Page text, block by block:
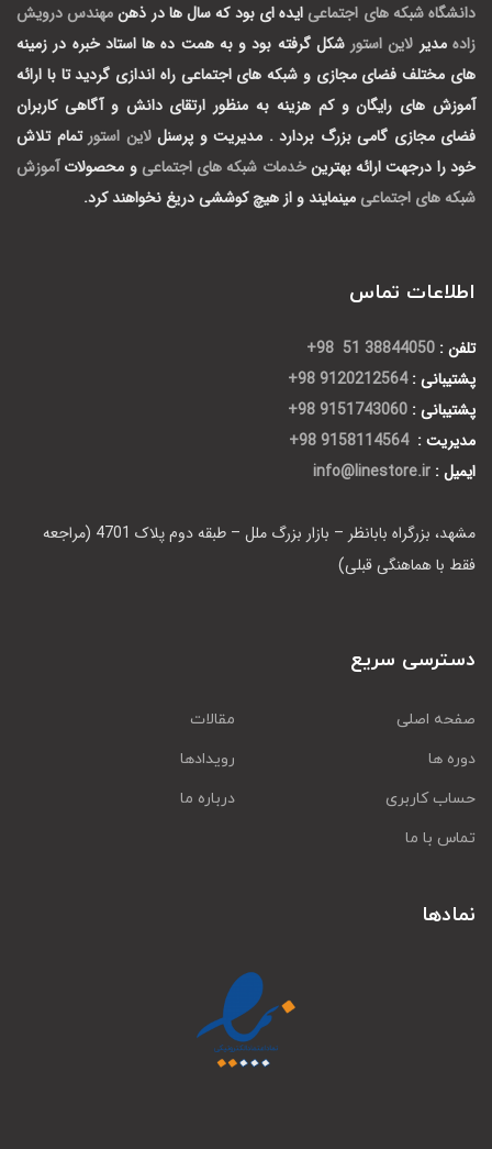
دانشگاه شبکه های اجتماعی ایده ای بود که سال ها در ذهنمهندس درویش
زاده مدیر لاین استور شکل گرفته بود و به همت ده ها استاد خبره در زمینه
های مختلف فضای مجازی و شبکه های اجتماعی راه اندازی گردید تا با ارائه
آموزش های رایگان و کم هزینه به منظور ارتقای دانش و آگاهی کاربران
فضای مجازی گامی بزرگ بردارد . مدیریت و پرسنللاین استور تمام تلاش
خود را درجهت ارائه بهترینخدمات شبکه های اجتماعی و محصولات آموزش
شبکه های اجتماعی مینمایند و از هیچ کوششی دریغ نخواهند کرد.
اطلاعات تماس
تلفن : 38844050 51 98+
پشتیبانی : 9120212564 98+
پشتیبانی : 9151743060 98+
مدیریت : 9158114564 98+
ایمیل : info@linestore.ir
مشهد، بزرگراه بابانظر – بازار بزرگ ملل – طبقه دوم پلاک 4701 (مراجعه
فقط با هماهنگی قبلی)
دسترسی سریع
صفحه اصلی
مقالات
دوره ها
رویدادها
حساب کاربری
درباره ما
تماس با ما
نمادها